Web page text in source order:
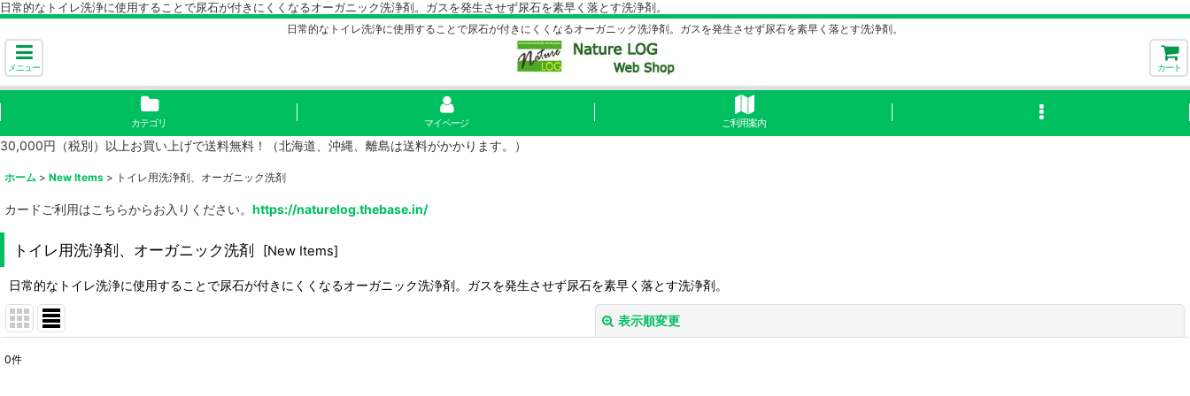
日常的なトイレ洗浄に使用することで尿石が付きにくくなるオーガニック洗浄剤。ガスを発生させず尿石を素早く落とす洗浄剤。
日常的なトイレ洗浄に使用することで尿石が付きにくくなるオーガニック洗浄剤。ガスを発生させず尿石を素早く落とす洗浄剤。
メニュー カート
カテゴリ マイページ ご利用案内
30,000円（税別）以上お買い上げで送料無料！（北海道、沖縄、離島は送料がかかります。）
ホーム > New Items > トイレ用洗浄剤、オーガニック洗剤
カードご利用はこちらからお入りください。 https://naturelog.thebase.in/
トイレ用洗浄剤、オーガニック洗剤 [New Items]
日常的なトイレ洗浄に使用することで尿石が付きにくくなるオーガニック洗浄剤。ガスを発生させず尿石を素早く落とす洗浄剤。
表示順変更
0件